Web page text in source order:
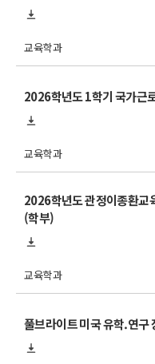
교육학과
2026학년도 1학기 국가근
교육학과
2026학년도 관정이종환교
(학부)
교육학과
풀브라이트 미국 유학.연구